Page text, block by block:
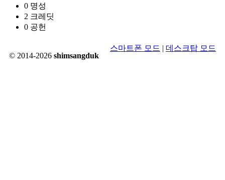
0 명성
2 크레딧
0 공헌
© 2014-2026 shimsangduk
스마트폰 모드 | 데스크탑 모드